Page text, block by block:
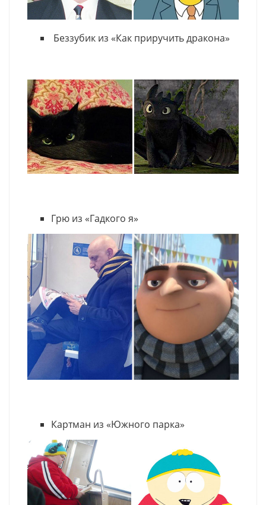
Беззубик из «Как приручить дракона»
Грю из «Гадкого я»
Картман из «Южного парка»